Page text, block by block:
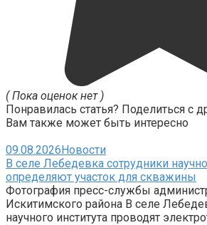
( Пока оценок нет )
Понравилась статья? Поделиться с
Вам также может быть интересно
09.08.2026Новости
В селе Лебедевка сотрудники
определяют участок для скважины
Фотография пресс-службы
Искитимского района В селе
научного института проводят